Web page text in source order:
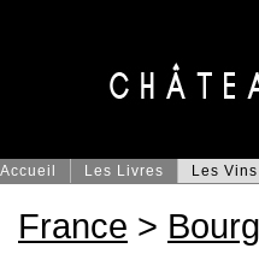
Accueil Les Livres Les Vins
France >